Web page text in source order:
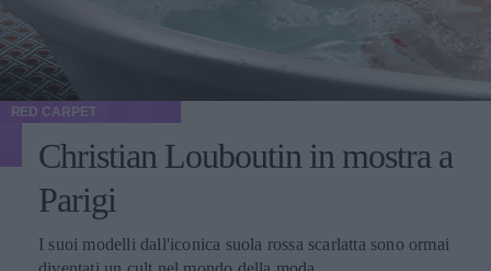
RED CARPET
Christian Louboutin in mostra a
Parigi
I suoi modelli dall'iconica suola rossa scarlatta sono ormai